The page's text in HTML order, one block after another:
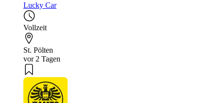
Lucky Car
Vollzeit
St. Pölten
vor 2 Tagen